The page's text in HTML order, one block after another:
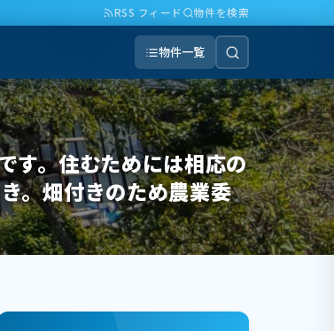
RSS フィード 物件を検索
物件一覧
す。住むためには相応の
。畑付きのため農業委